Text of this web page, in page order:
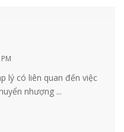
lý có liên quan đến việc
nhượng ...